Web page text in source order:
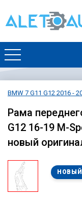
BMW 7 G11 G12 2016 -
Рама
G12 16-19 M-
новый